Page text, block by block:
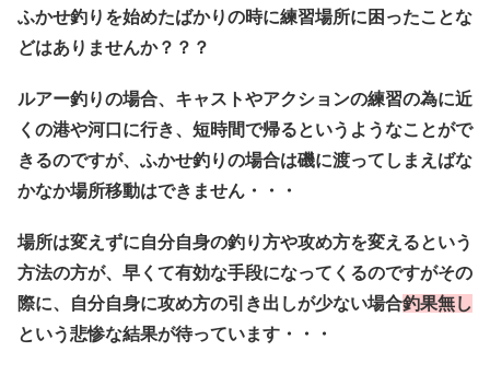
ふかせ釣りを始めたばかりの時に練習場所に困ったことな
どはありませんか？？？
ルアー釣りの場合、キャストやアクションの練習の為に近
くの港や河口に行き、短時間で帰るというようなことがで
きるのですが、ふかせ釣りの場合は磯に渡ってしまえばな
かなか場所移動はできません・・・
場所は変えずに自分自身の釣り方や攻め方を変えるという
方法の方が、早くて有効な手段になってくるのですがその
際に、自分自身に攻め方の引き出しが少ない場合釣果無し
という悲惨な結果が待っています・・・